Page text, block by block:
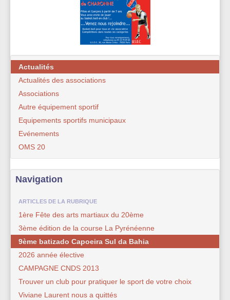
Actualités
Actualités des associations
Associations
Autre équipement sportif
Equipements sportifs municipaux
Evénements
OMS 20
Navigation
ARTICLES DE LA RUBRIQUE
1ère Fête des arts martiaux du 20ème
3ème édition de la course La Pyrénéenne
9ème batizado Capoeira Sul da Bahia
2026 année élective
CAMPAGNE CNDS 2013
Trouver un club pour pratiquer le sport de votre choix
Viviane Laurent nous a quittés